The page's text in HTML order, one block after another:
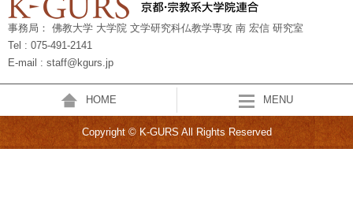
事務局： 佛教大学 大学院 文学研究科仏教学専攻 南 宏信 研究室
Tel : 075-491-2141
E-mail : staff@kgurs.jp
HOME MENU
Copyright © K-GURS All Rights Reserved